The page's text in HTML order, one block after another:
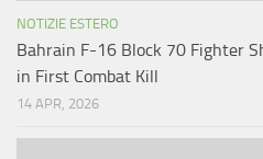
NOTIZIE ESTERO
Bahrain F-16 Block 70 Fighter
in First Combat Kill
14 APR, 2026